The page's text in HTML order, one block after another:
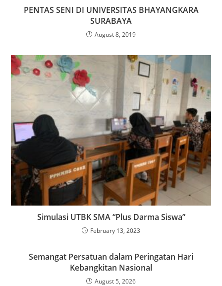
PENTAS SENI DI UNIVERSITAS BHAYANGKARA
SURABAYA
August 8, 2019
Simulasi UTBK SMA “Plus Darma Siswa”
February 13, 2023
Semangat Persatuan dalam Peringatan Hari
Kebangkitan Nasional
August 5, 2026